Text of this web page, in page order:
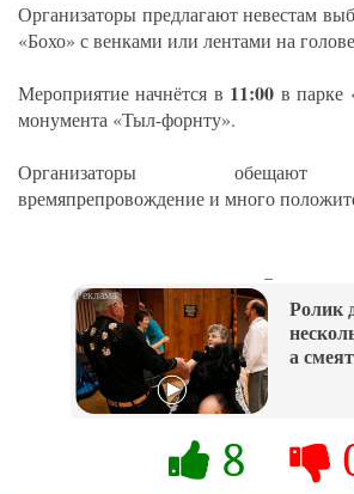
Организаторы предлагают невестам
«Бохо» с венками или лентами на
Мероприятие начнётся в 11:00 в парке
монумента «Тыл-форнту».
Организаторы обещают
времяпрепровождение и много
Ролик
а
8